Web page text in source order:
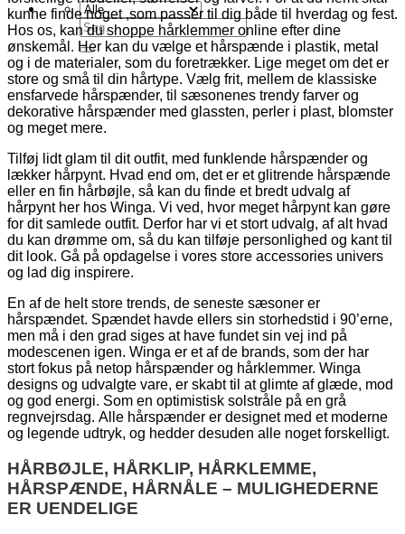
Søg
efter:
kunne finde noget ,som passer til dig både til hverdag og fest.
Hos os, kan du shoppe hårklemmer online efter dine
ønskemål. Her kan du vælge et hårspænde i plastik, metal
og i de materialer, som du foretrækker. Lige meget om det er
store og små til din hårtype. Vælg frit, mellem de klassiske
ensfarvede hårspænder, til sæsonenes trendy farver og
dekorative hårspænder med glassten, perler i plast, blomster
og meget mere.
Tilføj lidt glam til dit outfit, med funklende hårspænder og
lækker hårpynt. Hvad end om, det er et glitrende hårspænde
eller en fin hårbøjle, så kan du finde et bredt udvalg af
hårpynt her hos Winga. Vi ved, hvor meget hårpynt kan gøre
for dit samlede outfit. Derfor har vi et stort udvalg, af alt hvad
du kan drømme om, så du kan tilføje personlighed og kant til
dit look. Gå på opdagelse i vores store accessories univers
og lad dig inspirere.
En af de helt store trends, de seneste sæsoner er
hårspændet. Spændet havde ellers sin storhedstid i 90’erne,
men må i den grad siges at have fundet sin vej ind på
modescenen igen. Winga er et af de brands, som der har
stort fokus på netop hårspænder og hårklemmer. Winga
designs og udvalgte vare, er skabt til at glimte af glæde, mod
og god energi. Som en optimistisk solstråle på en grå
regnvejrsdag. Alle hårspænder er designet med et moderne
og legende udtryk, og hedder desuden alle noget forskelligt.
HÅRBØJLE, HÅRKLIP, HÅRKLEMME,
HÅRSPÆNDE, HÅRNÅLE – MULIGHEDERNE
ER UENDELIGE